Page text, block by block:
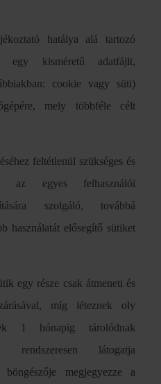
hatálya alá tartozó
egy kisméretű adatfájlt,
cookie vagy süti)
mely többféle célt
feltétlenül szükséges és
az egyes felhasználói
szolgáló, továbbá
használatát elősegítő sütiket
egy része csak átmeneti és
míg léteznek oly
1 hónapig tárolódnak
rendszeresen látogatja
megjegyezze a